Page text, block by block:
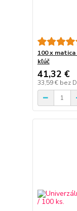
100 x
kľúč
41,32 €
33,59 € bez